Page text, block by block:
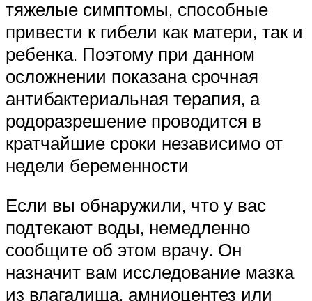
тяжелые симптомы, способные
привести к гибели как матери, так и
ребенка. Поэтому при данном
осложнении показана срочная
антибактериальная терапия, а
родоразрешение проводится в
кратчайшие сроки независимо от
недели беременности
Если вы обнаружили, что у вас
подтекают воды, немедленно
сообщите об этом врачу. Он
назначит вам исследование мазка
из влагалища, амниоцентез или